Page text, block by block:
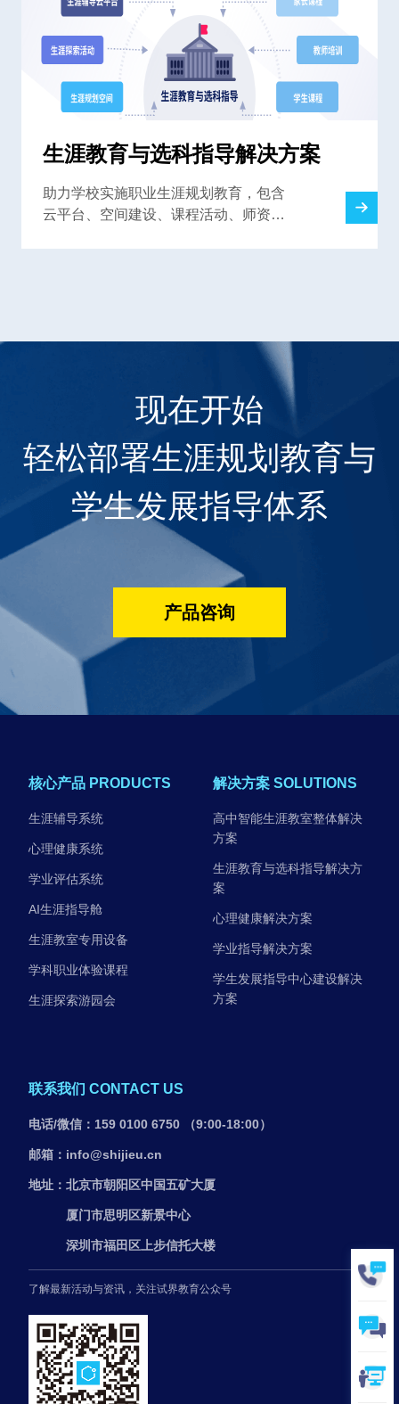
生涯教育与选科指导解决方案
助力学校实施职业生涯规划教育，包含
云平台、空间建设、课程活动、师资培
现在开始
轻松部署生涯规划教育与
学生发展指导体系
产品咨询
核心产品 PRODUCTS
生涯辅导系统
心理健康系统
学业评估系统
AI生涯指导舱
生涯教室专用设备
学科职业体验课程
生涯探索游园会
解决方案 SOLUTIONS
高中智能生涯教室整体解决
方案
生涯教育与选科指导解决方
案
心理健康解决方案
学业指导解决方案
学生发展指导中心建设解决
方案
联系我们 CONTACT US
电话/微信：159 0100 6750 （9:00-18:00）
邮箱：info@shijieu.cn
地址：北京市朝阳区中国五矿大厦
厦门市思明区新景中心
深圳市福田区上步信托大楼
了解最新活动与资讯，关注试界教育公众号